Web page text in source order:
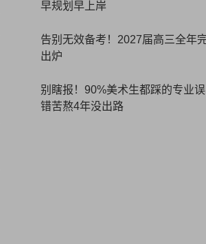
早规划早上岸
告别无效备考！2027届高三全年
出炉
别瞎报！90%美术生都踩的专业
错苦熬4年没出路